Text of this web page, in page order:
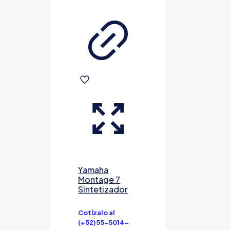
Yamaha
Montage 7
Sintetizador
Cotízalo al
(+52)55-5014-